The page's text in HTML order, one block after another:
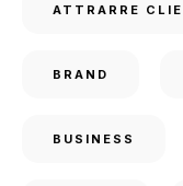
ATTRARRE
BRAND
BUSINESS